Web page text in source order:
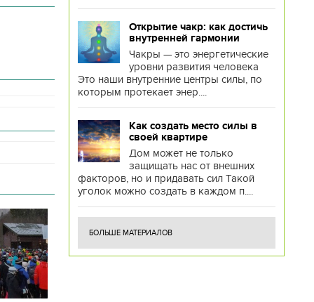
Открытие чакр: как достичь
внутренней гармонии
Чакры — это энергетические
уровни развития человека
Это наши внутренние центры силы, по
которым протекает энер....
Как создать место силы в
своей квартире
Дом может не только
защищать нас от внешних
факторов, но и придавать сил Такой
уголок можно создать в каждом п....
БОЛЬШЕ МАТЕРИАЛОВ